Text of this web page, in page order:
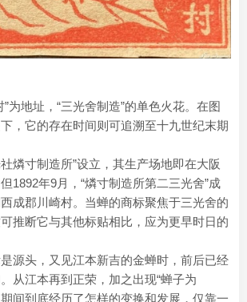
”为地址，“三光舍制造”的单色火花。在图
，它的存在时间则可追溯至十九世纪末期
燐寸制造所”设立，其生产场地即在大阪
1892年9月，“燐寸制造所第二三光舍”成
成郡川崎村。当蝉的商标聚焦于三光舍的
推断它与其他标贴相比，应为更早时日的
源头，又见江本新吉的金蝉时，前后已经
从江本再到正荣，加之出现“蝉子为
期间到底经历了怎样的变换和发展，仅靠一